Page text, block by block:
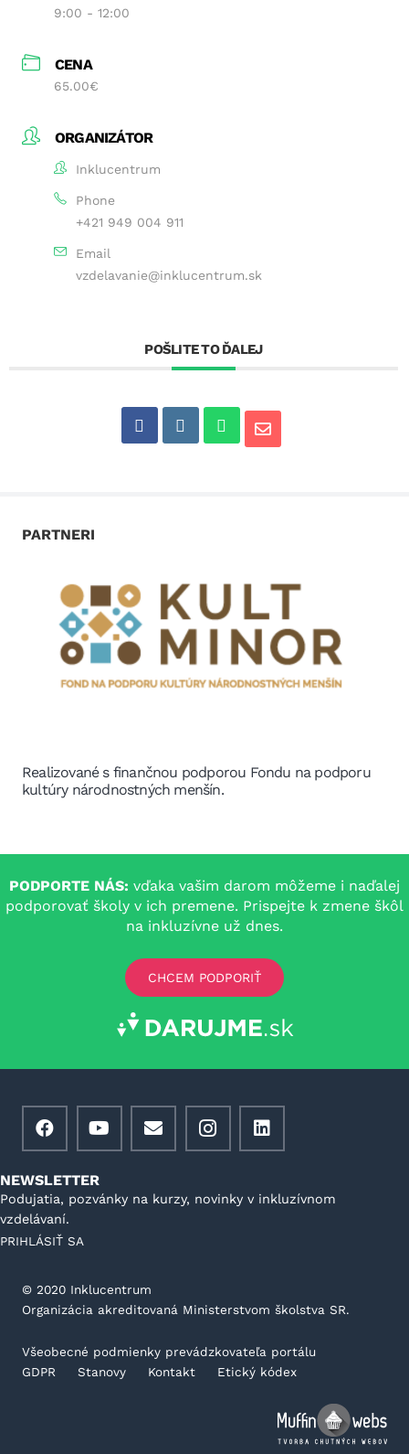
9:00 - 12:00
CENA
65.00€
ORGANIZÁTOR
Inklucentrum
Phone
+421 949 004 911
Email
vzdelavanie@inklucentrum.sk
POŠLITE TO ĎALEJ
PARTNERI
Realizované s finančnou podporou Fondu na podporu
kultúry národnostných menšín.
PODPORTE NÁS: vďaka vašim darom môžeme i naďalej
podporovať školy v ich premene. Prispejte k zmene škôl
na inkluzívne už dnes.
CHCEM PODPORIŤ
NEWSLETTER
Podujatia, pozvánky na kurzy, novinky v inkluzívnom
vzdelávaní.
PRIHLÁSIŤ SA
©️ 2020 Inklucentrum
Organizácia akreditovaná Ministerstvom školstva SR.
Všeobecné podmienky prevádzkovateľa portálu
GDPR
Stanovy Kontakt Etický kódex